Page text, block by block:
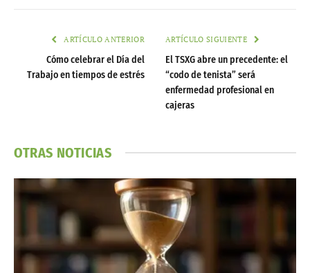
ARTÍCULO ANTERIOR
Cómo celebrar el Día del
Trabajo en tiempos de estrés
ARTÍCULO SIGUIENTE
El TSXG abre un precedente: el
“codo de tenista” será
enfermedad profesional en
cajeras
OTRAS NOTICIAS